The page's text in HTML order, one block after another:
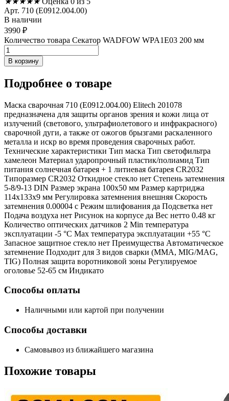
Арт. 710 (E0912.004.00)
В наличии
3990 ₽
Количество товара Секатор WADFOW WPA1E03 200 мм
В корзину
Подробнее о товаре
Маска сварочная 710 (E0912.004.00) Elitech 201078
предназначена для защиты органов зрения и кожи лица от
излучений (светового, ультрафиолетового и инфракрасного)
сварочной дуги, а также от ожогов брызгами раскаленного
металла и искр во время проведения сварочных работ.
Технические характеристики Тип маска Тип светофильтра
хамелеон Материал ударопрочный пластик/полиамид Тип
питания солнечная батарея + 1 литиевая батарея CR2032
Типоразмер CR2032 Откидное стекло нет Степень затемнения
5-8/9-13 DIN Размер экрана 100х50 мм Размер картриджа
114х133х9 мм Регулировка затемнения внешняя Скорость
затемнения 0.00004 с Режим шлифования да Подсветка нет
Подача воздуха нет Рисунок на корпусе да Вес нетто 0.48 кг
Количество оптических датчиков 2 Min температура
эксплуатации -5 °С Мах температура эксплуатации +55 °С
Запасное защитное стекло нет Преимущества Автоматическое
затемнение Подходит для 3 видов сварки (ММА, MIG/MAG,
TIG) Полная защита воротниковой зоны Регулируемое
оголовье 52-65 см Индикато
Способы оплаты
Наличными или картой при получении
Способы доставки
Самовывоз из ближайшего магазина
Похожие товары